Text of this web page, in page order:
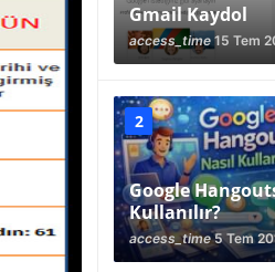
Gmail Kaydol
access_time 15 Tem
Google
Kullanılır?
access_time5 Tem